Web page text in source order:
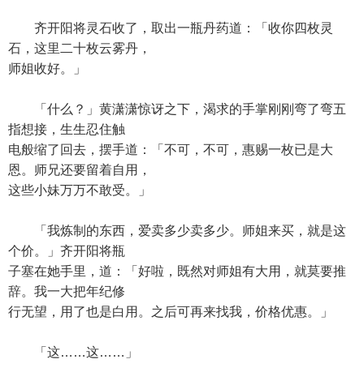
齐开阳将灵石收了，取出一瓶丹药道：「收你四枚灵
石，这里二十枚云雾丹，
师姐收好。」
「什么？」黄潇潇惊讶之下，渴求的手掌刚刚弯了弯五
指想接，生生忍住触
电般缩了回去，摆手道：「不可，不可，惠赐一枚已是大
恩。师兄还要留着自用，
这些小妹万万不敢受。」
「我炼制的东西，爱卖多少卖多少。师姐来买，就是这
个价。」齐开阳将瓶
子塞在她手里，道：「好啦，既然对师姐有大用，就莫要推
辞。我一大把年纪修
行无望，用了也是白用。之后可再来找我，价格优惠。」
「这……这……」